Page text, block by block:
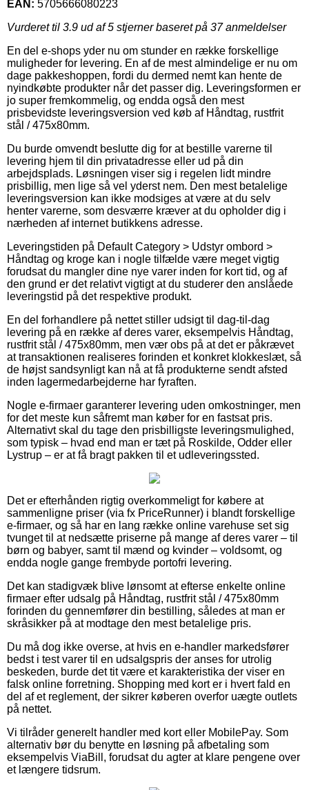
EAN: 5705666080223
Vurderet til 3.9 ud af 5 stjerner baseret på 37anmeldelser
En del e-shops yder nu om stunder en række forskellige
muligheder for levering. En af de mest almindelige er nu om
dage pakkeshoppen, fordi du dermed nemt kan hente de
nyindkøbte produkter når det passer dig. Leveringsformen er
jo super fremkommelig, og endda også den mest
prisbevidste leveringsversion ved køb af Håndtag, rustfrit
stål / 475x80mm.
Du burde omvendt beslutte dig for at bestille varerne til
levering hjem til din privatadresse eller ud på din
arbejdsplads. Løsningen viser sig i regelen lidt mindre
prisbillig, men lige så vel yderst nem. Den mest betalelige
leveringsversion kan ikke modsiges at være at du selv
henter varerne, som desværre kræver at du opholder dig i
nærheden af internet butikkens adresse.
Leveringstiden på Default Category > Udstyr ombord >
Håndtag og kroge kan i nogle tilfælde være meget vigtig
forudsat du mangler dine nye varer inden for kort tid, og af
den grund er det relativt vigtigt at du studerer den anslåede
leveringstid på det respektive produkt.
En del forhandlere på nettet stiller udsigt til dag-til-dag
levering på en række af deres varer, eksempelvis Håndtag,
rustfrit stål / 475x80mm, men vær obs på at det er påkrævet
at transaktionen realiseres forinden et konkret klokkeslæt, så
de højst sandsynligt kan nå at få produkterne sendt afsted
inden lagermedarbejderne har fyraften.
Nogle e-firmaer garanterer levering uden omkostninger, men
for det meste kun såfremt man køber for en fastsat pris.
Alternativt skal du tage den prisbilligste leveringsmulighed,
som typisk – hvad end man er tæt på Roskilde, Odder eller
Lystrup – er at få bragt pakken til et udleveringssted.
Det er efterhånden rigtig overkommeligt for købere at
sammenligne priser (via fx PriceRunner) i blandt forskellige
e-firmaer, og så har en lang række online varehuse set sig
tvunget til at nedsætte priserne på mange af deres varer – til
børn og babyer, samt til mænd og kvinder – voldsomt, og
endda nogle gange frembyde portofri levering.
Det kan stadigvæk blive lønsomt at efterse enkelte online
firmaer efter udsalg på Håndtag, rustfrit stål / 475x80mm
forinden du gennemfører din bestilling, således at man er
skråsikker på at modtage den mest betalelige pris.
Du må dog ikke overse, at hvis en e-handler markedsfører
bedst i test varer til en udsalgspris der anses for utrolig
beskeden, burde det tit være et karakteristika der viser en
falsk online forretning. Shopping med kort er i hvert fald en
del af et reglement, der sikrer køberen overfor uægte outlets
på nettet.
Vi tilråder generelt handler med kort eller MobilePay. Som
alternativ bør du benytte en løsning på afbetaling som
eksempelvis ViaBill, forudsat du agter at klare pengene over
et længere tidsrum.